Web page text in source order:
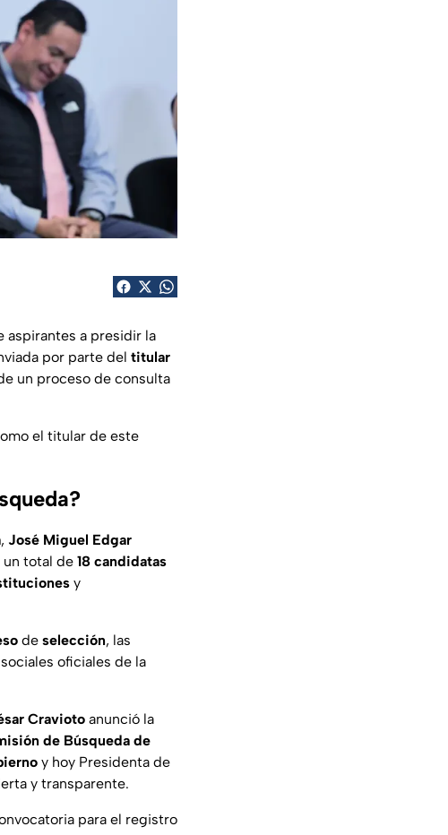
aspirantes a presidir la
por parte del titular
un proceso de consulta
el titular de este
, José Miguel Edgar
un total de 18 candidatas
y
de selección, las
oficiales de la
Cravioto anunció la
de Búsqueda de
y hoy Presidenta de
y transparente.
para el registro